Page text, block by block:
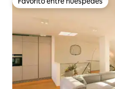
Favorito entre huéspedes